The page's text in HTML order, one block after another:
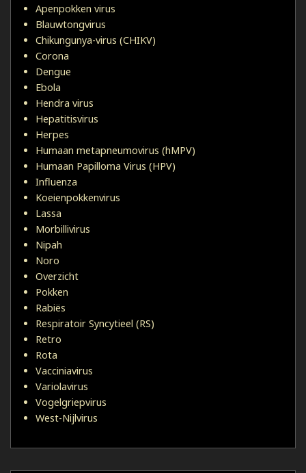
Apenpokken virus
Blauwtongvirus
Chikungunya-virus (CHIKV)
Corona
Dengue
Ebola
Hendra virus
Hepatitisvirus
Herpes
Humaan metapneumovirus (hMPV)
Humaan Papilloma Virus (HPV)
Influenza
Koeienpokkenvirus
Lassa
Morbillivirus
Nipah
Noro
Overzicht
Pokken
Rabiës
Respiratoir Syncytieel (RS)
Retro
Rota
Vacciniavirus
Variolavirus
Vogelgriepvirus
West-Nijlvirus